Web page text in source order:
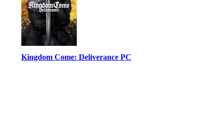
Kingdom Come: Deliverance PC